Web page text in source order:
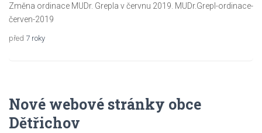
Změna ordinace MUDr. Grepla v červnu 2019. MUDr.Grepl-ordinace-
červen-2019
7 roky
Nové webové stránky obce
Dětřichov